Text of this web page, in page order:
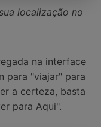
localização no
na interface
para "viajar" para
a certeza, basta
para Aqui".